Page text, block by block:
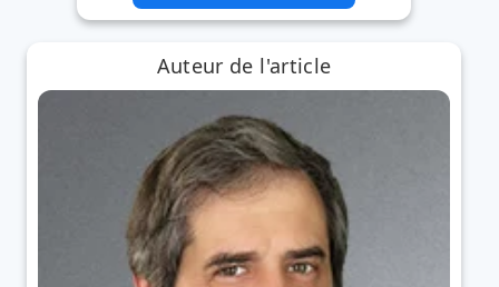
Auteur de l'article